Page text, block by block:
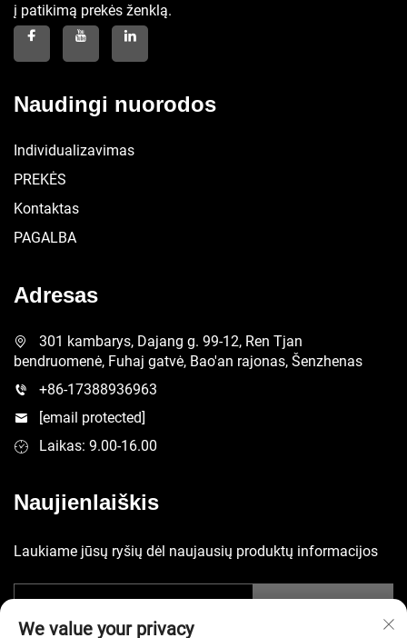
į patikimą prekės ženklą.
Naudingi nuorodos
Individualizavimas
PREKĖS
Kontaktas
PAGALBA
Adresas
301 kambarys, Dajang g. 99-12, Ren Tjan
bendruomenė, Fuhaj gatvė, Bao'an rajonas, Šenzhenas
+86-17388936963
[email protected]
Laikas: 9.00-16.00
Naujienlaiškis
Laukiame jūsų ryšių dėl naujausių produktų informacijos
We value your privacy